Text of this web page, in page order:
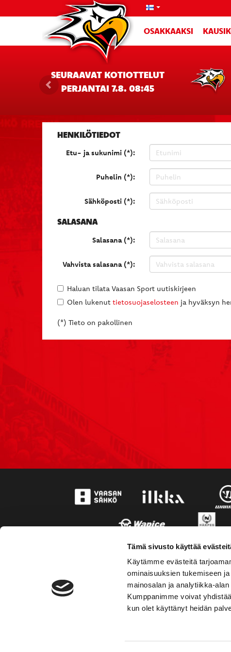
Tämä sivusto käyttää
Käytämme evästeitä
ominaisuuksien tukemiseen
mainosalan ja analytiikka-
Kumppanimme voivat
kun olet käyttänyt heidän
OSAKKAAKSI
SEURAAVAT KOTIOTTELUT
PERJANTAI 7.8. 08:45
HENKILÖTIEDOT
Etu- ja sukunimi (*):
Puhelin (*):
Sähköposti (*):
SALASANA
Salasana (*):
Vahvista salasana (*):
Haluan tilata Vaasan Sport uutiskirjeen
Olen lukenut tietosuojaselosteen ja hyväksyn
(*) Tieto on pakollinen